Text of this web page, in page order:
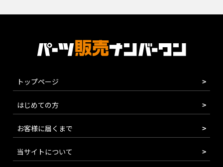
トップページ
はじめての方
お客様に届くまで
当サイトについて